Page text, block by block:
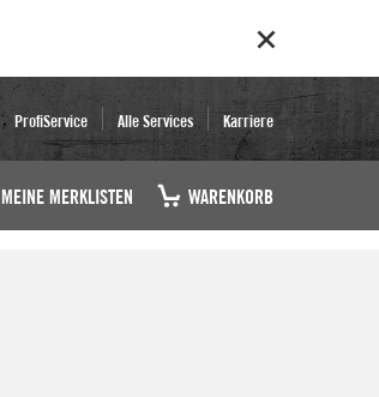
ProfiService Alle Services Karriere
MEINE MERKLISTEN WARENKORB